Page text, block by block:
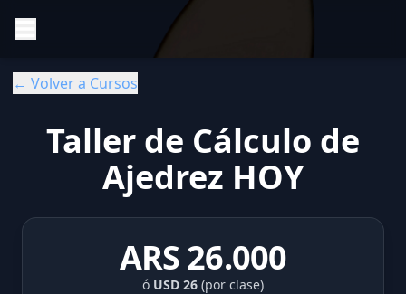
← Volver a Cursos
Taller de Cálculo de
Ajedrez HOY
ARS26.000
ó USD 26 (por clase)